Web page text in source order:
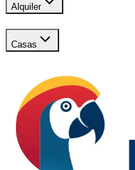
Alquiler
Casas